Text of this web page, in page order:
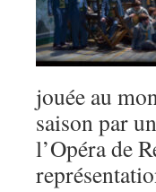
jouée au
saison par
l’Opéra de